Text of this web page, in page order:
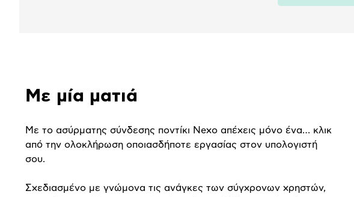
παρουσίαση
Με μία ματιά
Με το ασύρματης σύνδεσης ποντίκι Nexo απέχεις μόνο ένα… κλικ
από την ολοκλήρωση οποιασδήποτε εργασίας στον υπολογιστή
σου.
Σχεδιασμένο με γνώμονα τις ανάγκες των σύγχρονων χρηστών,